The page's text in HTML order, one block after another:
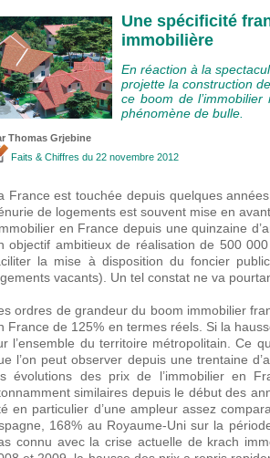
Une spécificité
immobilière
En réaction à la
projette la construction
ce boom de
phénomène de bulle.
Thomas Grjebine
Faits & Chiffres du 22 novembre 2012
France est touchée depuis quelques
de logements est souvent mise en
en France depuis une quinzaine
objectif ambitieux de réalisation de 500
la mise à disposition du foncier
vacants). Un tel constat ne va
ordres de grandeur du boom immobilier
France de 125% en termes réels. Si la
l’ensemble du territoire métropolitain. Ce
l’on peut observer depuis une trentaine
évolutions des prix de l’immobilier en
similaires depuis le début des
en particulier d’une ampleur assez
168% au Royaume-Uni sur la
connu avec la crise actuelle de krach